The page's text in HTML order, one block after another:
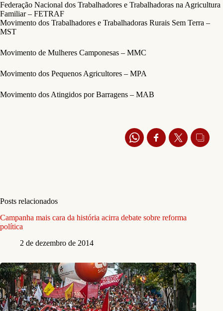
Federação Nacional dos Trabalhadores e Trabalhadoras na Agricultura
Familiar – FETRAF
Movimento dos Trabalhadores e Trabalhadoras Rurais Sem Terra –
MST
Movimento de Mulheres Camponesas – MMC
Movimento dos Pequenos Agricultores – MPA
Movimento dos Atingidos por Barragens – MAB
Posts relacionados
Campanha mais cara da história acirra debate sobre reforma
política
2 de dezembro de 2014